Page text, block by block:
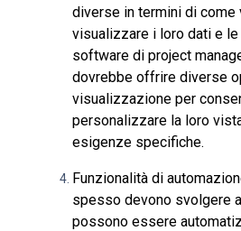
diverse in termini di come
visualizzare i loro dati e le
software di project
dovrebbe offrire diverse
visualizzazione per
personalizzare la loro
esigenze specifiche.
Funzionalità di
spesso devono svolgere
possono essere